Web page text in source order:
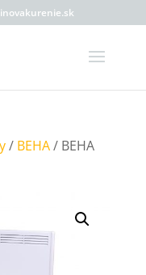
/ BEHA/ BEHA